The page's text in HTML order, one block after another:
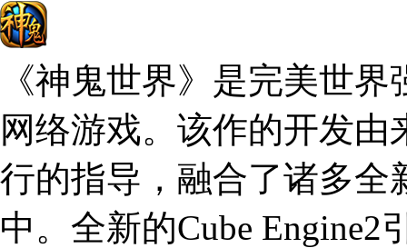
《神鬼世界》是完美世
网络游戏。该作的开发由
行的指导，融合了诸多全
中。全新的Cube